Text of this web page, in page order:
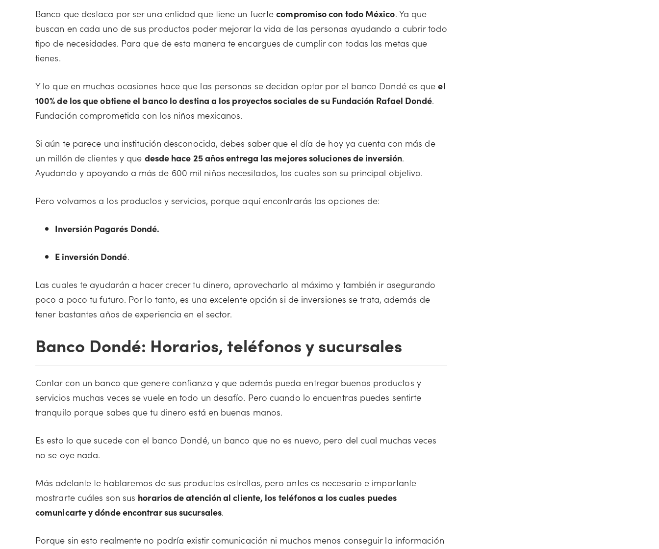
Banco que destaca por ser una entidad que tiene un fuertecompromiso con todo México. Ya que
buscan en cada uno de sus productos poder mejorar la vida de las personas ayudando a cubrir todo
tipo de necesidades. Para que de esta manera te encargues de cumplir con todas las metas que
tienes.
Y lo que en muchas ocasiones hace que las personas se decidan optar por el banco Dondé es queel
100% de los que obtiene el banco lo destina a los proyectos sociales de su Fundación Rafael Dondé.
Fundación comprometida con los niños mexicanos.
Si aún te parece una institución desconocida, debes saber que el día de hoy ya cuenta con más de
un millón de clientes y que desde hace 25 años entrega las mejores soluciones de inversión.
Ayudando y apoyando a más de 600 mil niños necesitados, los cuales son su principal objetivo.
Pero volvamos a los productos y servicios, porque aquí encontrarás las opciones de:
Inversión Pagarés Dondé.
E inversión Dondé.
Las cuales te ayudarán a hacer crecer tu dinero, aprovecharlo al máximo y también ir asegurando
poco a poco tu futuro. Por lo tanto, es una excelente opción si de inversiones se trata, además de
tener bastantes años de experiencia en el sector.
Banco Dondé: Horarios, teléfonos y sucursales
Contar con un banco que genere confianza y que además pueda entregar buenos productos y
servicios muchas veces se vuele en todo un desafío. Pero cuando lo encuentras puedes sentirte
tranquilo porque sabes que tu dinero está en buenas manos.
Es esto lo que sucede con el banco Dondé, un banco que no es nuevo, pero del cual muchas veces
no se oye nada.
Más adelante te hablaremos de sus productos estrellas, pero antes es necesario e importante
mostrarte cuáles son sus horarios de atención al cliente, los teléfonos a los cuales puedes
comunicarte y dónde encontrar sus sucursales.
Porque sin esto realmente no podría existir comunicación ni muchos menos conseguir la información